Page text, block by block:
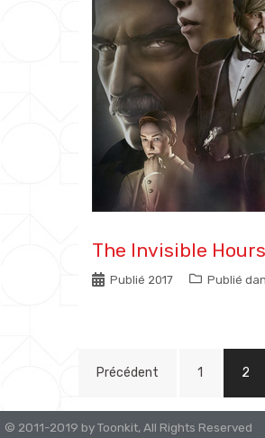
The Invisible Hours
Publié 2017 Publié
Navigation
articles
Précédent 1 2
© 2011-2019 by Toonkit, All Rights Reserved